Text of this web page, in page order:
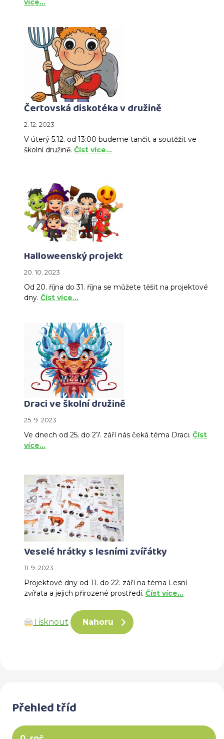
více…
Čertovská diskotéka v družině
2. 12. 2023
V úterý 5.12. od 13:00 budeme tančit a soutěžit ve
školní družině. Číst více…
Halloweenský projekt
20. 10. 2023
Od 20. října do 31. října se můžete těšit na projektové
dny. Číst více…
Draci ve školní družině
25. 9. 2023
Ve dnech od 25. do 27. září nás čeká téma Draci. Číst
více…
Veselé hrátky s lesními zvířátky
11. 9. 2023
Projektové dny od 11. do 22. září na téma Lesní
zvířata a jejich přirozené prostředí. Číst více…
Tisknout Nahoru
Přehled tříd